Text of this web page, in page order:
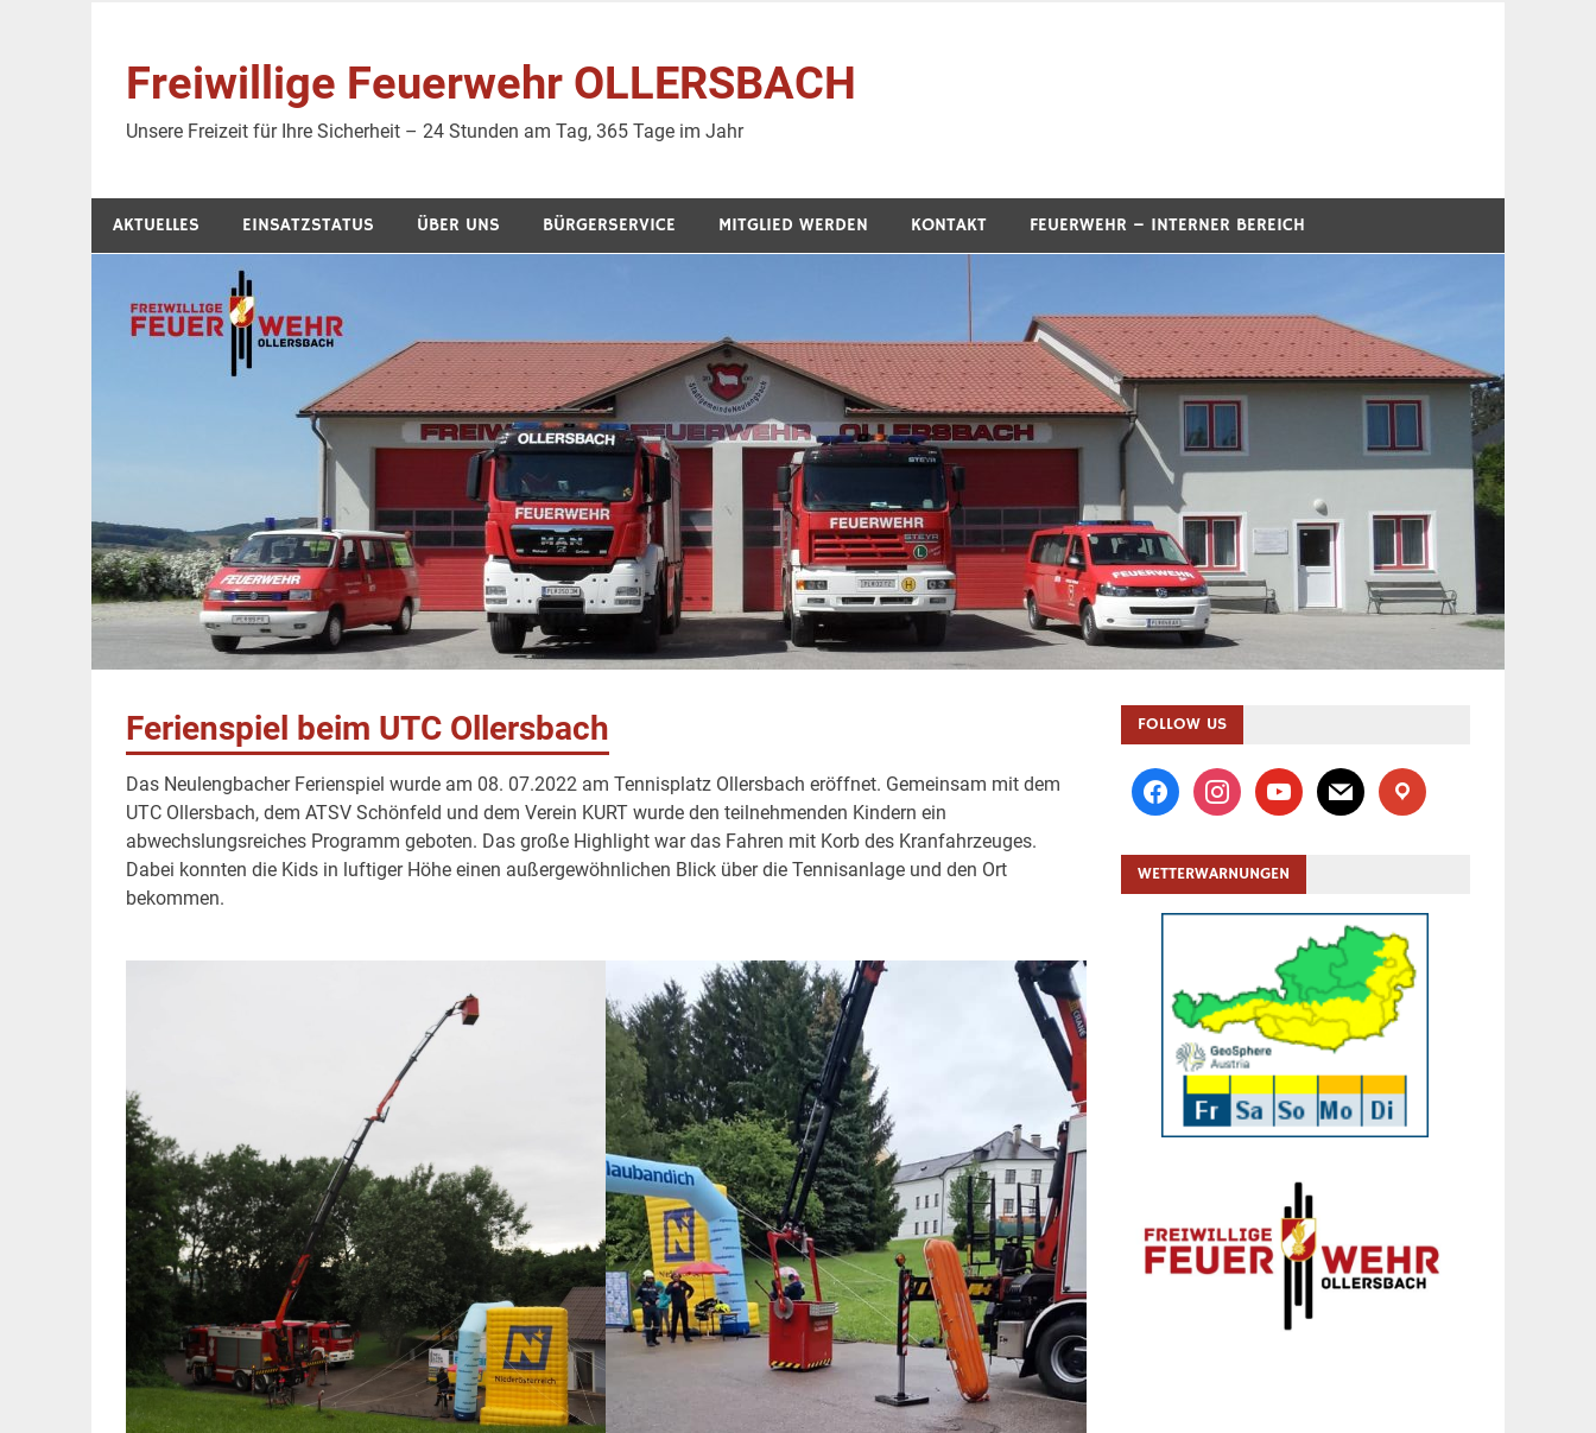
springen
Freiwillige Feuerwehr OLLERSBACH
Unsere Freizeit für Ihre Sicherheit – 24 Stunden am Tag, 365 Tage im Jahr
AKTUELLES EINSATZSTATUS ÜBER UNS BÜRGERSERVICE MITGLIED WERDEN KONTAKT FEUERWEHR – INTERNER BEREICH
Ferienspiel beim UTC Ollersbach
Das Neulengbacher Ferienspiel wurde am 08. 07.2022 am Tennisplatz Ollersbach eröffnet. Gemeinsam mit dem
UTC Ollersbach, dem ATSV Schönfeld und dem Verein KURT wurde den teilnehmenden Kindern ein
abwechslungsreiches Programm geboten. Das große Highlight war das Fahren mit Korb des Kranfahrzeuges.
Dabei konnten die Kids in luftiger Höhe einen außergewöhnlichen Blick über die Tennisanlage und den Ort
bekommen.
FOLLOW US
facebookinstagramyoutubemail location
WETTERWARNUNGEN